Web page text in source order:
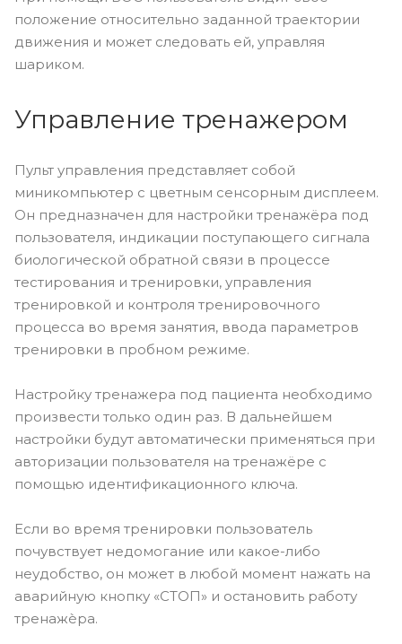
положение относительно заданной траектории
движения и может следовать ей, управляя
шариком.
Управление тренажером
Пульт управления представляет собой
миникомпьютер с цветным сенсорным дисплеем.
Он предназначен для настройки тренажёра под
пользователя, индикации поступающего сигнала
биологической обратной связи в процессе
тестирования и тренировки, управления
тренировкой и контроля тренировочного
процесса во время занятия, ввода параметров
тренировки в пробном режиме.
Настройку тренажера под пациента необходимо
произвести только один раз. В дальнейшем
настройки будут автоматически применяться при
авторизации пользователя на тренажёре с
помощью идентификационного ключа.
Если во время тренировки пользователь
почувствует недомогание или какое-либо
неудобство, он может в любой момент нажать на
аварийную кнопку «СТОП» и остановить работу
тренажѐра.